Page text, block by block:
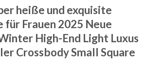
heiße und exquisite
für Frauen 2025 Neue
High-End Light Luxus
Crossbody Small Square